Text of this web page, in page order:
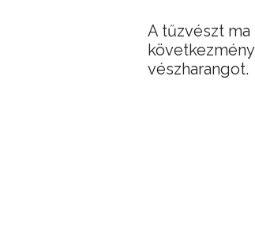
A tűzvészt
vészharangot.